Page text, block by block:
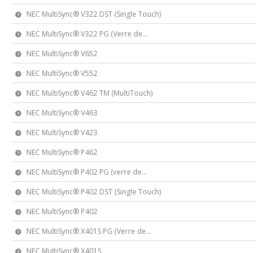
NEC MultiSync® V322 DST (Single Touch)
NEC MultiSync® V322 PG (Verre de...
NEC MultiSync® V652
NEC MultiSync® V552
NEC MultiSync® V462 TM (MultiTouch)
NEC MultiSync® V463
NEC MultiSync® V423
NEC MultiSync® P462
NEC MultiSync® P402 PG (verre de...
NEC MultiSync® P402 DST (Single Touch)
NEC MultiSync® P402
NEC MultiSync® X401S PG (Verre de...
NEC MultiSync® X401S